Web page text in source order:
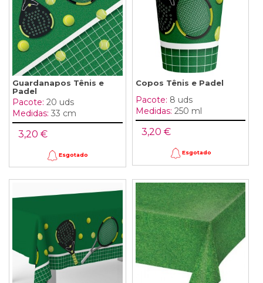
Guardanapos Tênis e
Padel
Pacote: 20 uds
Medidas: 33 cm
3,20 €
Esgotado
Copos Tênis e Padel
Pacote: 8 uds
Medidas: 250 ml
3,20 €
Esgotado